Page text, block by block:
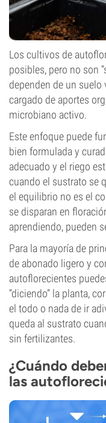
Los cultivos de
posibles, pero no son
dependen de un
cargado de aportes
microbiano activo.
Este enfoque puede
bien formulada y
adecuado y el riego
cuando el sustrato se
el equilibrio no es el
se disparan en
aprendiendo, pueden
Para la mayoría de
de abonado ligero y
autoflorecientes
“diciendo” la planta,
el todo o nada de ir
queda al sustrato
sin fertilizantes.
¿Cuándo
las